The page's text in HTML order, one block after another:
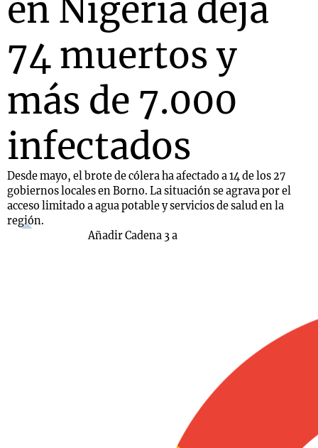
en Nigeria deja
74 muertos y
más de 7.000
infectados
Desde mayo, el brote de cólera ha afectado a 14 de los 27
gobiernos locales en Borno. La situación se agrava por el
acceso limitado a agua potable y servicios de salud en la
región.
Añadir Cadena 3 a